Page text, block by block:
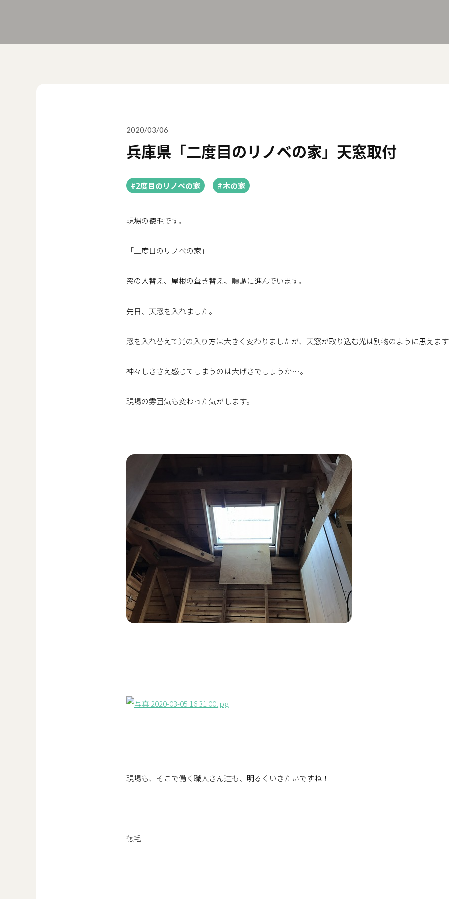
2020/03/06
兵庫県「二度目のリノベの家」天窓取付
#2度目のリノベの家 #木の家
現場の徳毛です。
「二度目のリノベの家」
窓の入替え、屋根の葺き替え、順調に進んでいます。
先日、天窓を入れました。
窓を入れ替えて光の入り方は大きく変わりましたが、天窓が取り込む光は別物のように思えま
神々しささえ感じてしまうのは大げさでしょうか…。
現場の雰囲気も変わった気がします。
現場も、そこで働く職人さん達も、明るくいきたいですね！
徳毛